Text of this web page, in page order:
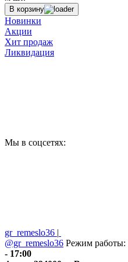
В корзину
Новинки
Акции
Хит продаж
Ликвидация
Мы в соцсетях:
gr_remeslo36 |
@gr_remeslo36 Режим работы:
- 17:00